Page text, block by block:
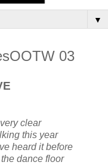
▼
03
clear
this year
heard it before
dance floor